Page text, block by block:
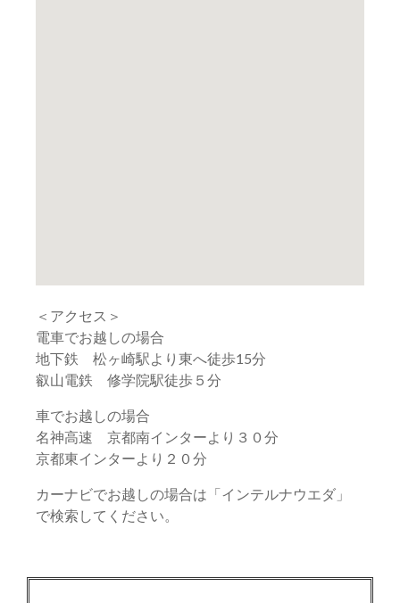
＜アクセス＞
電車でお越しの場合
地下鉄 松ヶ崎駅より東へ徒歩15分
叡山電鉄 修学院駅徒歩５分
車でお越しの場合
名神高速 京都南インターより３０分
京都東インターより２０分
カーナビでお越しの場合は「インテルナウエダ」
で検索してください。